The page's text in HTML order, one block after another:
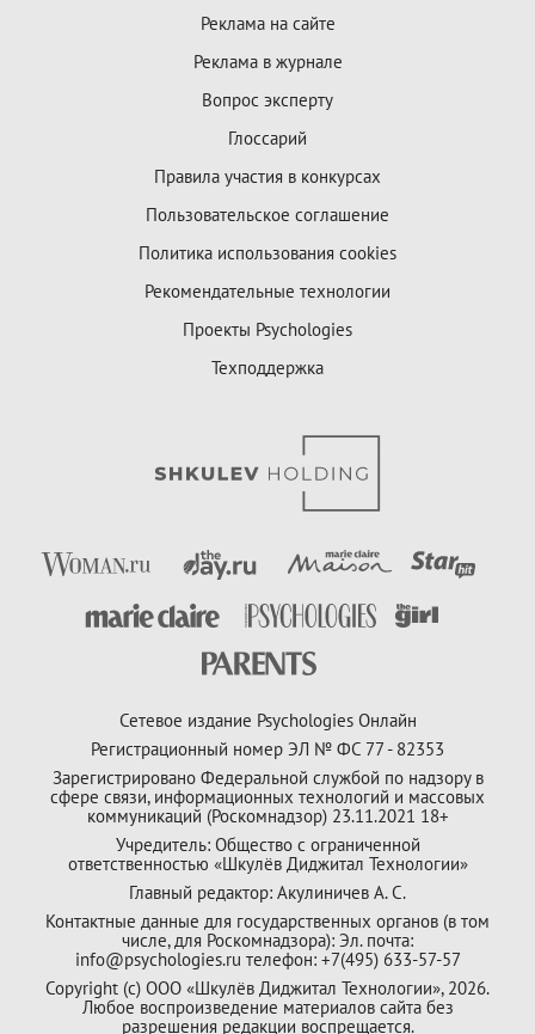
Реклама на сайте
Реклама в журнале
Вопрос эксперту
Глоссарий
Правила участия в конкурсах
Пользовательское соглашение
Политика использования cookies
Рекомендательные технологии
Проекты Psychologies
Техподдержка
Сетевое издание Psychologies Онлайн
Регистрационный номер ЭЛ № ФС 77 - 82353
Зарегистрировано Федеральной службой по надзору в
сфере связи, информационных технологий и массовых
коммуникаций (Роскомнадзор) 23.11.2021 18+
Учредитель: Общество с ограниченной
ответственностью «Шкулёв Диджитал Технологии»
Главный редактор: Акулиничев А. С.
Контактные данные для государственных органов (в том
числе, для Роскомнадзора): Эл. почта:
info@psychologies.ru телефон: +7(495) 633-57-57
Copyright (с) ООО «Шкулёв Диджитал Технологии», 2026.
Любое воспроизведение материалов сайта без
разрешения редакции воспрещается.